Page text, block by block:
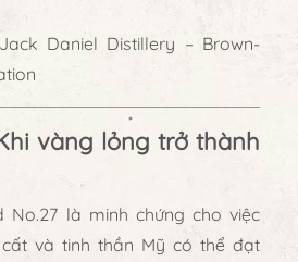
Jack Daniel Distillery – Brown-
vàng lỏng trở thành
No.27 là minh chứng cho việc
và tinh thần Mỹ có thể đạt